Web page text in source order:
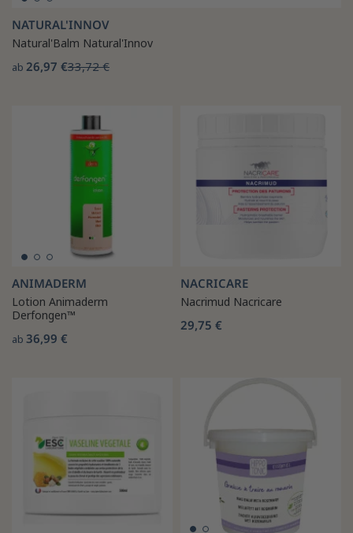
NATURAL'INNOV
Natural'Balm Natural'Innov
ab 26,97 €33,72 €
ANIMADERM
Lotion Animaderm
Derfongen™
ab 36,99 €
NACRICARE
Nacrimud Nacricare
29,75 €